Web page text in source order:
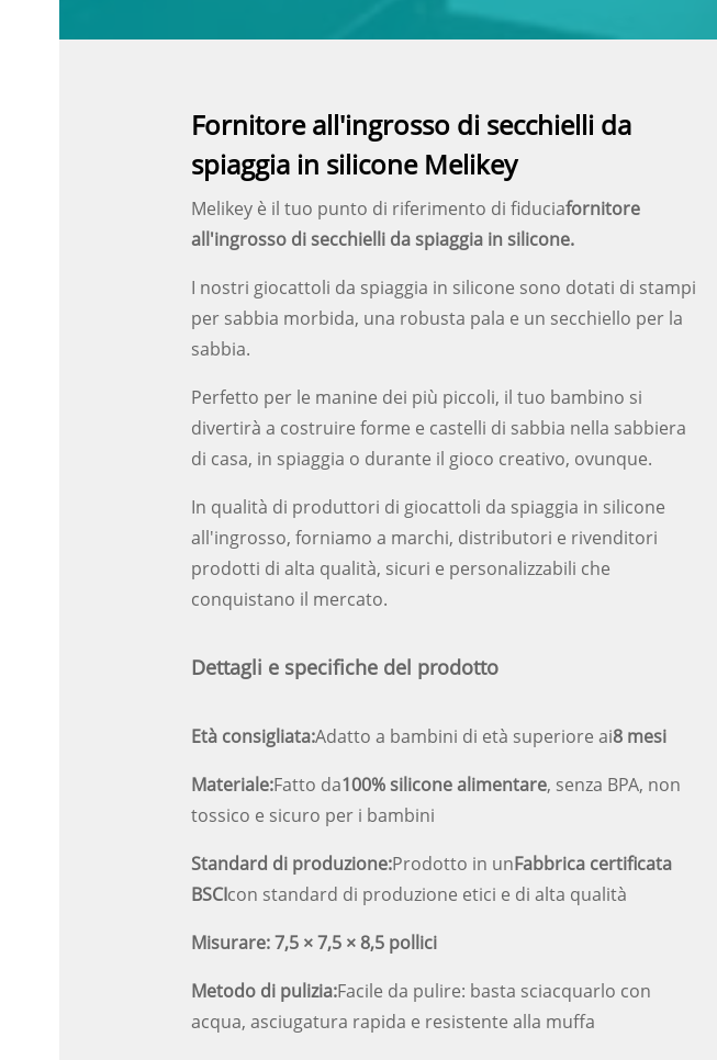
Fornitore all'ingrosso di secchielli da
spiaggia in silicone Melikey
Melikey è il tuo punto di riferimento di fiduciafornitore
all'ingrosso di secchielli da spiaggia in silicone.
I nostri giocattoli da spiaggia in silicone sono dotati di stampi
per sabbia morbida, una robusta pala e un secchiello per la
sabbia.
Perfetto per le manine dei più piccoli, il tuo bambino si
divertirà a costruire forme e castelli di sabbia nella sabbiera
di casa, in spiaggia o durante il gioco creativo, ovunque.
In qualità di produttori di giocattoli da spiaggia in silicone
all'ingrosso, forniamo a marchi, distributori e rivenditori
prodotti di alta qualità, sicuri e personalizzabili che
conquistano il mercato.
Dettagli e specifiche del prodotto
Età consigliata:Adatto a bambini di età superiore ai8 mesi
Materiale:Fatto da100% silicone alimentare, senza BPA, non
tossico e sicuro per i bambini
Standard di produzione:Prodotto in unFabbrica certificata
BSCIcon standard di produzione etici e di alta qualità
Misurare:7,5 × 7,5 × 8,5 pollici
Metodo di pulizia:Facile da pulire: basta sciacquarlo con
acqua, asciugatura rapida e resistente alla muffa